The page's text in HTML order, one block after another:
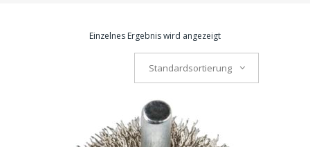
Einzelnes Ergebnis wird angezeigt
Standardsortierung